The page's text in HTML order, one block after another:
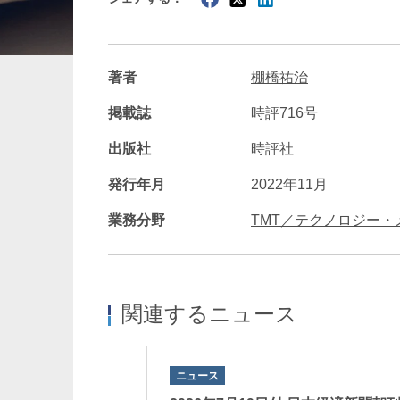
暗号資産・NFT 建設・
著者 棚橋祐治
掲載誌 時評716号
出版社 時評社
発行年月 2022年11月
業務分野 TMT／テクノロジー・
関連するニュース
ニュース